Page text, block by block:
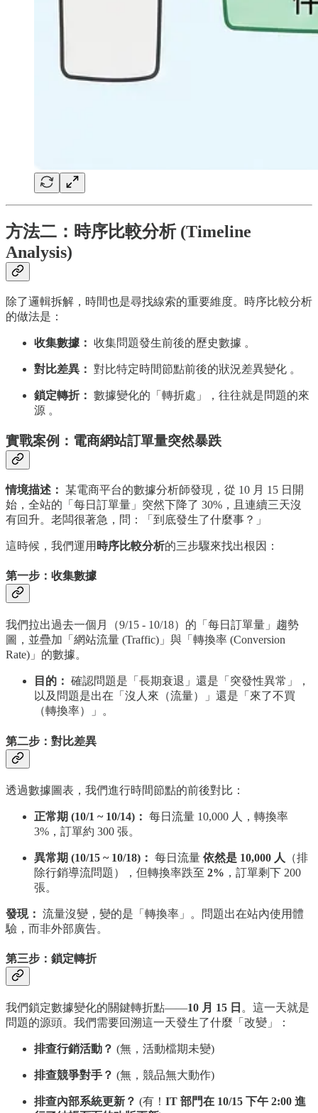
方法二：時序比較分析 (Timeline
Analysis)
除了邏輯拆解，時間也是尋找線索的重要維度。時序比較分析
的做法是：
收集數據： 收集問題發生前後的歷史數據 。
對比差異： 對比特定時間節點前後的狀況差異變化 。
鎖定轉折： 數據變化的「轉折處」，往往就是問題的來
源 。
實戰案例：電商網站訂單量突然暴跌
情境描述： 某電商平台的數據分析師發現，從 10 月 15 日開
始，全站的「每日訂單量」突然下降了 30%，且連續三天沒
有回升。老闆很著急，問：「到底發生了什麼事？」
這時候，我們運用 時序比較分析的三步驟來找出根因：
第一步：收集數據
我們拉出過去一個月（9/15 - 10/18）的「每日訂單量」趨勢
圖，並疊加「網站流量 (Traffic)」與「轉換率 (Conversion
Rate)」的數據。
目的： 確認問題是「長期衰退」還是「突發性異常」，
以及問題是出在「沒人來（流量）」還是「來了不買
（轉換率）」。
第二步：對比差異
透過數據圖表，我們進行時間節點的前後對比：
正常期 (10/1 ~ 10/14)： 每日流量 10,000 人，轉換率
3%，訂單約 300 張。
異常期 (10/15 ~ 10/18)： 每日流量 依然是 10,000 人
（排
除行銷導流問題），但轉換率跌至 2% ，訂單剩下 200
張。
發現： 流量沒變，變的是「轉換率」。問題出在站內使用體
驗，而非外部廣告。
第三步：鎖定轉折
我們鎖定數據變化的關鍵轉折點——10 月 15 日 。這一天就是
問題的源頭。我們需要回溯這一天發生了什麼「改變」：
排查行銷活動？ (無，活動檔期未變)
排查競爭對手？ (無，競品無大動作)
排查內部系統更新？ (有！ IT 部門在 10/15 下午 2:00 進